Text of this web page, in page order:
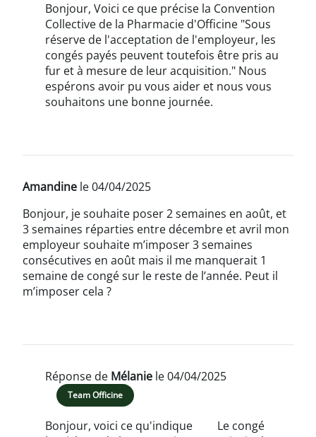
Bonjour, Voici ce que précise la Convention
Collective de la Pharmacie d'Officine "Sous
réserve de l'acceptation de l'employeur, les
congés payés peuvent toutefois être pris au
fur et à mesure de leur acquisition." Nous
espérons avoir pu vous aider et nous vous
souhaitons une bonne journée.
Amandine le 04/04/2025
Bonjour, je souhaite poser 2 semaines en août, et
3 semaines réparties entre décembre et avril mon
employeur souhaite m’imposer 3 semaines
consécutives en août mais il me manquerait 1
semaine de congé sur le reste de l’année. Peut il
m’imposer cela ?
Réponse de Mélanie le 04/04/2025
Team Officine
Bonjour, voici ce qu'indique
Le congé